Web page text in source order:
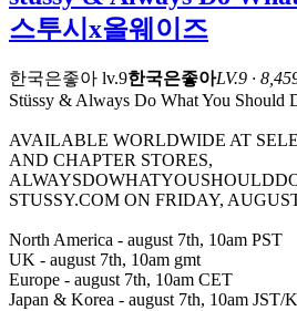
스투시x올웨이즈
한국은좋아 lv.9한국은좋아LV.9 ·
Stüssy & Always Do What You Should
AVAILABLE WORLDWIDE AT
AND CHAPTER STORES,
STUSSY.COM ON FRIDAY,
North America - august 7th, 10am PST
UK - august 7th, 10am gmt
Europe - august 7th, 10am CET
Japan & Korea - august 7th, 10am JST/